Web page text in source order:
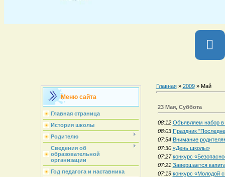
Меню сайта
Главная страница
История школы
Родителю
Сведения об
образовательной
организации
Год педагога и наставника
Главная» 2009 » Май
23 Мая, Суббота
08:12 Объявляем набор в
08:03 Праздник
07:54 Внимание
07:30 «День школы»
07:27 конкурс
07:21 Завершается
07:19 конкурс «Молодой